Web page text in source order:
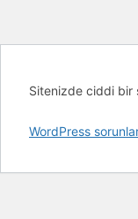
Sitenizde ciddi bir
WordPress